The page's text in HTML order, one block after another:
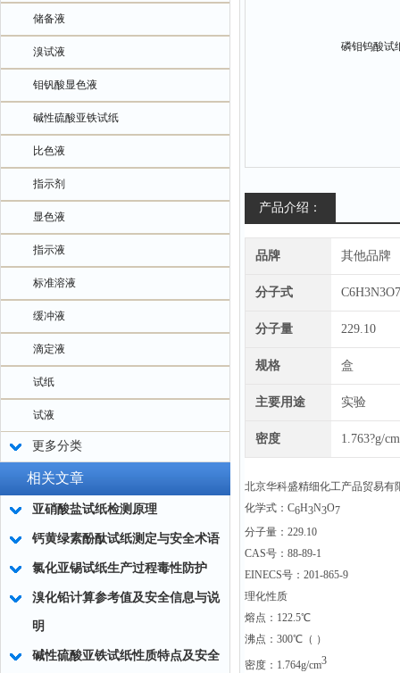
储备液
溴试液
钼钒酸显色液
碱性硫酸亚铁试纸
比色液
指示剂
显色液
指示液
标准溶液
缓冲液
滴定液
试纸
试液
更多分类
相关文章
亚硝酸盐试纸检测原理
钙黄绿素酚酞试纸测定与安全术语
氯化亚锡试纸生产过程毒性防护
溴化铅计算参考值及安全信息与说
明
碱性硫酸亚铁试纸性质特点及安全
产品介绍：
品牌 其他品牌
分子式 C6H3N3O7
分子量 229.10
规格 盒
主要用途 实验
密度 1.763?g/
北京华科盛精细化工产品贸易有
化学式：C6H3N3O7
分子量：229.10
CAS号：88-89-1
EINECS号：201-865-9
理化性质
熔点：122.5℃
沸点：300℃（ ）
密度：1.764g/cm3